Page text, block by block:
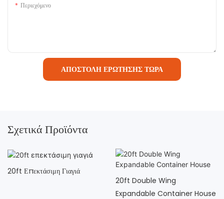
Περιεχόμενο
ΑΠΟΣΤΟΛΉ ΕΡΏΤΗΣΗΣ ΤΏΡΑ
Σχετικά Προϊόντα
20ft Επεκτάσιμη Γιαγιά
20ft Double Wing
Expandable Container House